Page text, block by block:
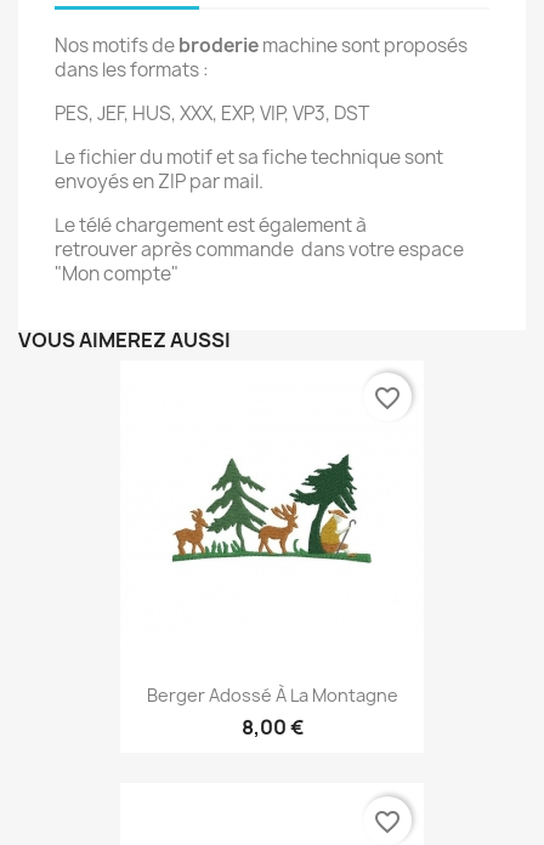
Nos motifs debroderiemachine sont proposés
dans les formats :
PES, JEF, HUS, XXX, EXP, VIP, VP3, DST
Le fichier du motif et sa fiche technique sont
envoyés en ZIP par mail.
Le télé chargement est également à
retrouver après commande dans votre espace
"Mon compte"
VOUS AIMEREZ AUSSI
Berger Adossé À La Montagne
8,00 €
favorite_border
favorite_border